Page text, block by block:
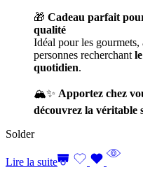
🎁 Cadeau parfait
qualité
Idéal pour les gourmets,
personnes recherchant
quotidien.
🏔️✨ Apportez chez
découvrez la véritable
Solder
Lire la suite